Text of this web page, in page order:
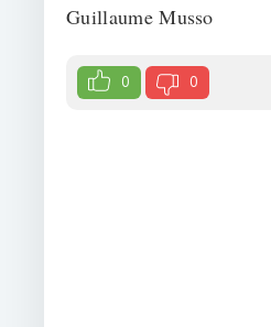
Guillaume Musso
0 0